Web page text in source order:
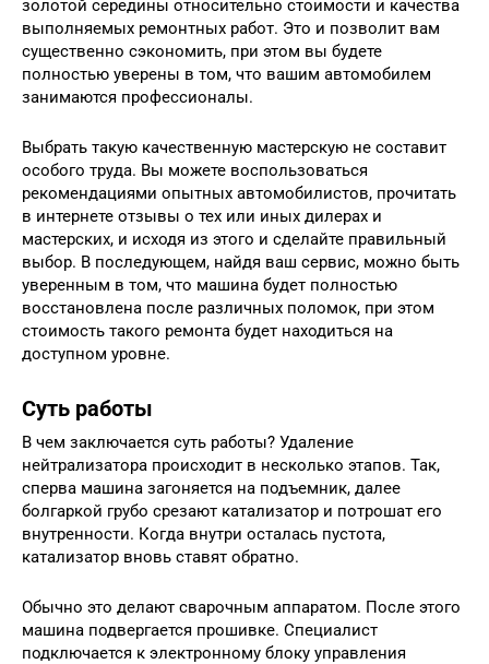
золотой середины относительно стоимости и качества
выполняемых ремонтных работ. Это и позволит вам
существенно сэкономить, при этом вы будете
полностью уверены в том, что вашим автомобилем
занимаются профессионалы.
Выбрать такую качественную мастерскую не составит
особого труда. Вы можете воспользоваться
рекомендациями опытных автомобилистов, прочитать
в интернете отзывы о тех или иных дилерах и
мастерских, и исходя из этого и сделайте правильный
выбор. В последующем, найдя ваш сервис, можно быть
уверенным в том, что машина будет полностью
восстановлена после различных поломок, при этом
стоимость такого ремонта будет находиться на
доступном уровне.
Суть работы
В чем заключается суть работы? Удаление
нейтрализатора происходит в несколько этапов. Так,
сперва машина загоняется на подъемник, далее
болгаркой грубо срезают катализатор и потрошат его
внутренности. Когда внутри осталась пустота,
катализатор вновь ставят обратно.
Обычно это делают сварочным аппаратом. После этого
машина подвергается прошивке. Специалист
подключается к электронному блоку управления